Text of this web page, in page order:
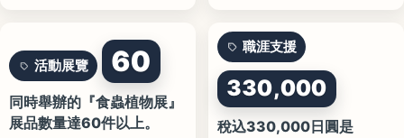
活動展覽 60
同時舉辦的『食蟲植物展』
展品數量達60件以上。
職涯支援
330,000
稅込330,000日圓是